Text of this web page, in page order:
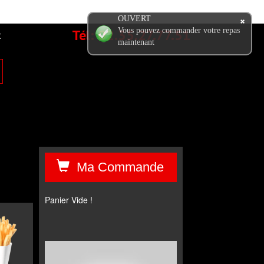
Tél:02.35.27.77.51
Ma Commande
Panier Vide !
OUVERT
Vous pouvez commander votre repas
maintenant